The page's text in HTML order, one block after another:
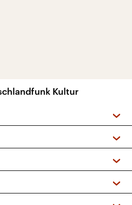
Kultur
Podcasts
+ DAB+)